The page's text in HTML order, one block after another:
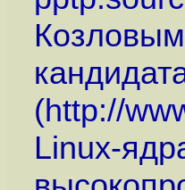
(http://
Linux-